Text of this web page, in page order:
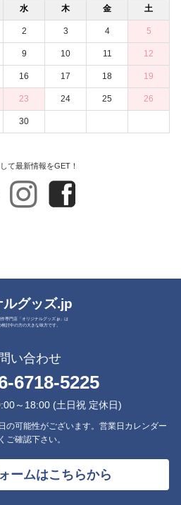
水 木 金 土
2 3 4 5
9 10 11 12
16 17 18 19
23 24 25 26
30
て最新情報をGET！
ルグッズ.jp
専門店「オリジナルグッズ.jp」は
検討中の方の大きな味方です。
い合わせ
6718-5225
～18:00 (土日祝 定休日)
可能性がございます。営業日カレンダー
ご確認下さい。
ームはこちらから